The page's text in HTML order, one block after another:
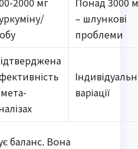
– шлункові
проблеми
варіації
баланс. Вона